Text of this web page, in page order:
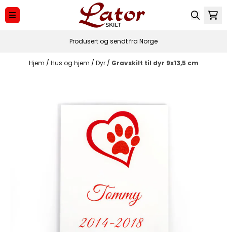
Hopp til innhold
Produsert og sendt fra Norge
Hjem / Hus og hjem / Dyr / Gravskilt til dyr 9x13,5 cm